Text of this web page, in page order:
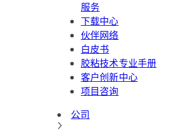
服务
下载中心
伙伴网络
白皮书
胶粘技术专业手册
客户创新中心
项目咨询
公司